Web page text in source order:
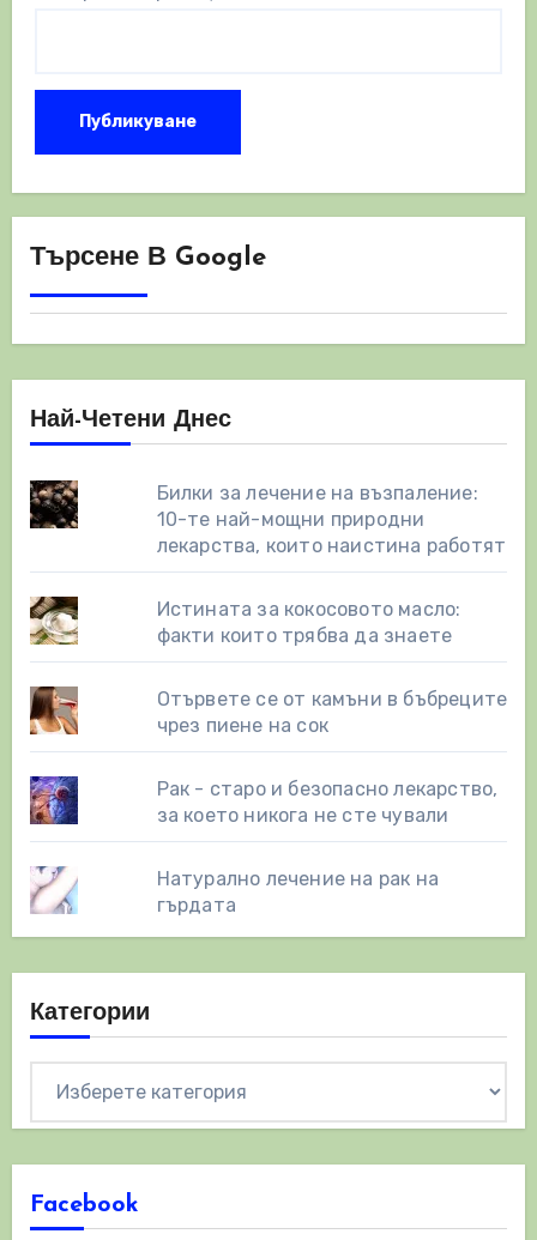
Търсене В Google
Най-Четени Днес
Билки за лечение на възпаление:
10-те най-мощни природни
лекарства, които наистина работят
Истината за кокосовото масло:
факти които трябва да знаете
Отървете се от камъни в бъбреците
чрез пиене на сок
Рак - старо и безопасно лекарство,
за което никога не сте чували
Натурално лечение на рак на
гърдата
Категории
Facebook